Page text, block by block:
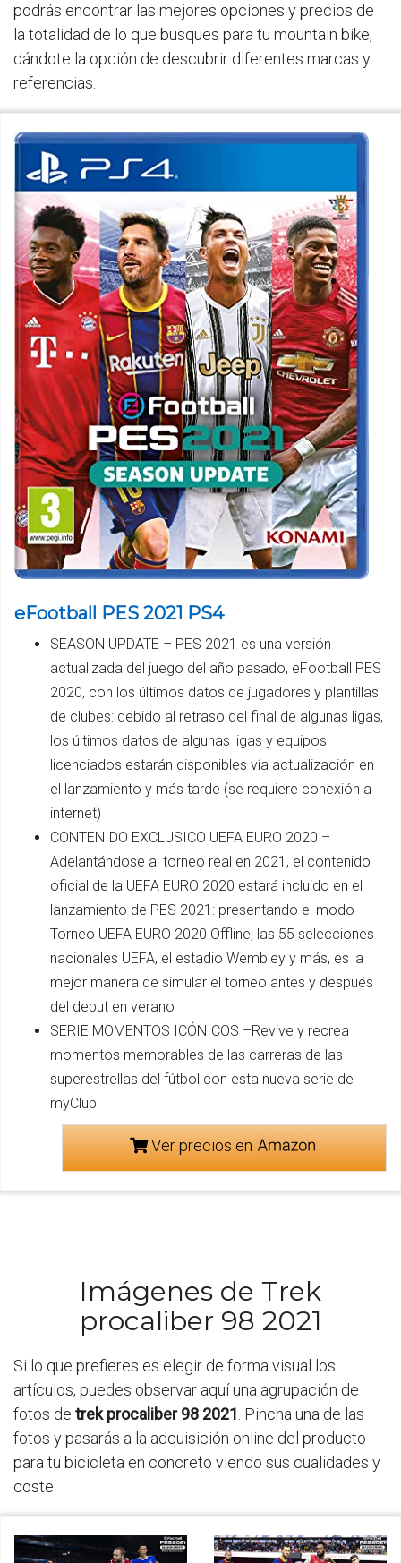
podrás encontrar las mejores opciones y precios de
la totalidad de lo que busques para tu mountain bike,
dándote la opción de descubrir diferentes marcas y
referencias.
eFootball PES 2021 PS4
SEASON UPDATE – PES 2021 es una versión
actualizada del juego del año pasado, eFootball PES
2020, con los últimos datos de jugadores y plantillas
de clubes: debido al retraso del final de algunas ligas,
los últimos datos de algunas ligas y equipos
licenciados estarán disponibles vía actualización en
el lanzamiento y más tarde (se requiere conexión a
internet)
CONTENIDO EXCLUSICO UEFA EURO 2020 –
Adelantándose al torneo real en 2021, el contenido
oficial de la UEFA EURO 2020 estará incluido en el
lanzamiento de PES 2021: presentando el modo
Torneo UEFA EURO 2020 Offline, las 55 selecciones
nacionales UEFA, el estadio Wembley y más, es la
mejor manera de simular el torneo antes y después
del debut en verano
SERIE MOMENTOS ICÓNICOS –Revive y recrea
momentos memorables de las carreras de las
superestrellas del fútbol con esta nueva serie de
myClub
Ver precios en
Imágenes de Trek
procaliber 98 2021
Si lo que prefieres es elegir de forma visual los
artículos, puedes observar aquí una agrupación de
fotos de trek procaliber 98 2021 . Pincha una de las
fotos y pasarás a la adquisición online del producto
para tu bicicleta en concreto viendo sus cualidades y
coste.